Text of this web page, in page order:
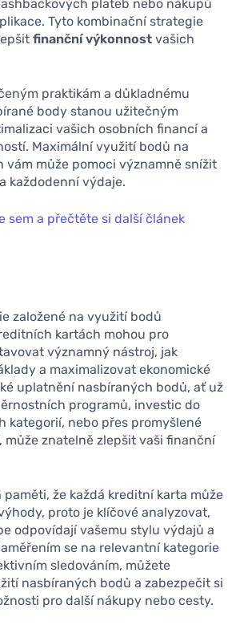
plateb nebo nákupů
Tyto kombinační strategie
finanční výkonnost vašich
praktikám a důkladnému
body stanou užitečným
vašich osobních financí a
Maximální využití bodů na
vám může pomoci významně snížit
každodenní výdaje.
sem a přečtěte si další článek
založené na využití bodů
kartách mohou pro
významný nástroj, jak
a maximalizovat ekonomické
uplatnění nasbíraných bodů, ať už
programů, investic do
kategorií, nebo přes promyšlené
může znatelně zlepšit vaši finanční
že každá kreditní karta může
proto je klíčové analyzovat,
odpovídají vašemu stylu výdajů a
se na relevantní kategorie
sledováním, můžete
nasbíraných bodů a zabezpečit si
pro další nákupy nebo cesty.